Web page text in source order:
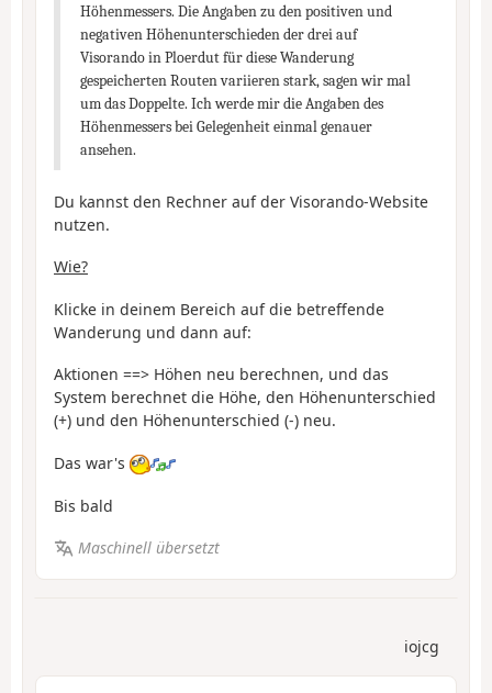
Höhenmessers. Die Angaben zu den positiven und
negativen Höhenunterschieden der drei auf
Visorando in Ploerdut für diese Wanderung
gespeicherten Routen variieren stark, sagen wir mal
um das Doppelte. Ich werde mir die Angaben des
Höhenmessers bei Gelegenheit einmal genauer
ansehen.
Du kannst den Rechner auf der Visorando-Website
nutzen.
Wie?
Klicke in deinem Bereich auf die betreffende
Wanderung und dann auf:
Aktionen ==> Höhen neu berechnen, und das
System berechnet die Höhe, den Höhenunterschied
(+) und den Höhenunterschied (-) neu.
Das war's
Bis bald
Maschinell übersetzt
iojcg